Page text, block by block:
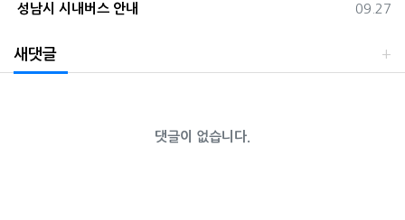
등록일
09.27
성남시 시내버스 안내
새댓글
댓글이 없습니다.